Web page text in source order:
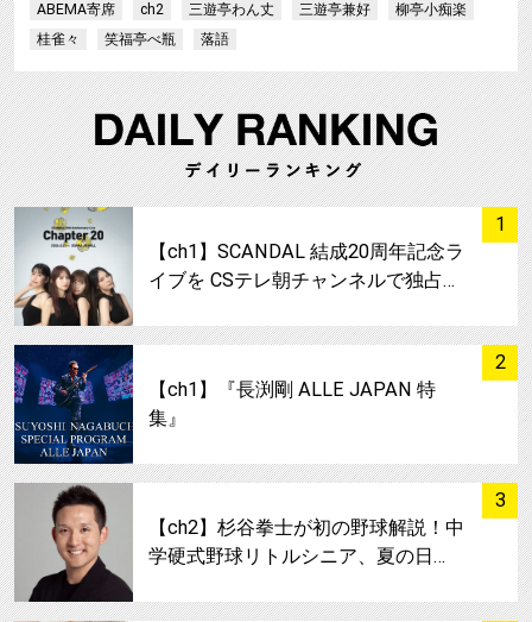
ABEMA寄席 ch2 三遊亭わん丈 三遊亭兼好
柳亭小痴楽
桂雀々
笑福亭べ瓶 落語
1
【ch1】SCANDAL 結成20周年記念ラ
イブを CSテレ朝チャンネルで独占…
2
サムネイル
【ch1】『長渕剛 ALLE JAPAN 特
集』
3
【ch2】杉谷拳士が初の野球解説！中
学硬式野球リトルシニア、夏の日…